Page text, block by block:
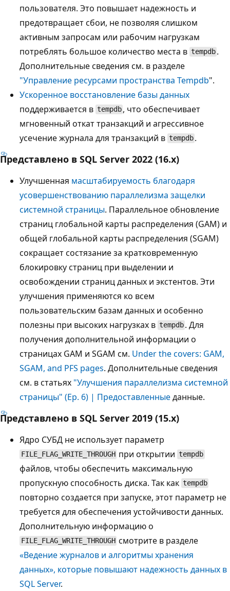
пользователя. Это повышает надежность и
предотвращает сбои, не позволяя слишком
активным запросам или рабочим нагрузкам
потреблять большое количество места в tempdb .
Дополнительные сведения см. в разделе
"Управление ресурсами пространства Tempdb".
Ускоренное восстановление базы данных
поддерживается в tempdb , что обеспечивает
мгновенный откат транзакций и агрессивное
усечение журнала для транзакций в tempdb .
Представлено в SQL Server 2022 (16.x)
Улучшенная масштабируемость благодаря
усовершенствованию параллелизма защелки
системной страницы. Параллельное обновление
страниц глобальной карты распределения (GAM) и
общей глобальной карты распределения (SGAM)
сокращает состязание за кратковременную
блокировку страниц при выделении и
освобождении страниц данных и экстентов. Эти
улучшения применяются ко всем
пользовательским базам данных и особенно
полезны при высоких нагрузках в tempdb . Для
получения дополнительной информации о
страницах GAM и SGAM см. Under the covers: GAM,
SGAM, and PFS pages. Дополнительные сведения
см. в статьях "Улучшения параллелизма системной
страницы" (Ep. 6) | Предоставленныеданные.
Представлено в SQL Server 2019 (15.x)
Ядро СУБД не использует параметр
FILE_FLAG_WRITE_THROUGH при открытии tempdb
файлов, чтобы обеспечить максимальную
пропускную способность диска. Так как tempdb
повторно создается при запуске, этот параметр не
требуется для обеспечения устойчивости данных.
Дополнительную информацию о
FILE_FLAG_WRITE_THROUGH смотрите в разделе
«Ведение журналов и алгоритмы хранения
данных», которые повышают надежность данных в
SQL Server.